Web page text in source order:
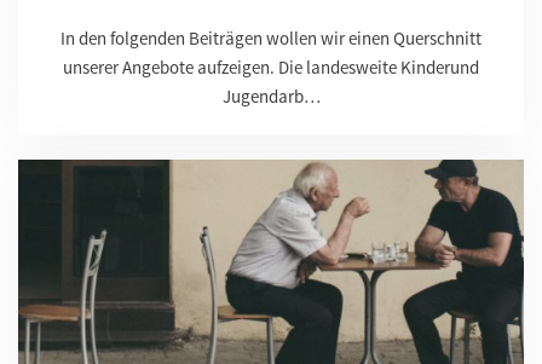
In den folgenden Beiträgen wollen wir einen Querschnitt
unserer Angebote aufzeigen. Die landesweite Kinderund
Jugendarb…